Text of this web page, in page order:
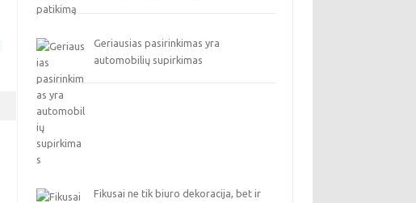
Geriausias pasirinkimas yra
automobilių supirkimas
Fikusai ne tik biuro dekoracija, bet ir